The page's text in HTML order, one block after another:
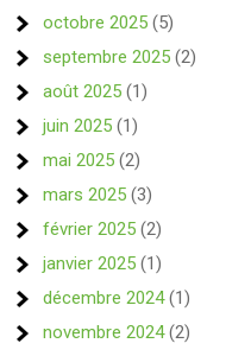
octobre 2025 (5)
septembre 2025 (2)
août 2025 (1)
juin 2025 (1)
mai 2025 (2)
mars 2025 (3)
février 2025 (2)
janvier 2025 (1)
décembre 2024(1)
novembre 2024(2)